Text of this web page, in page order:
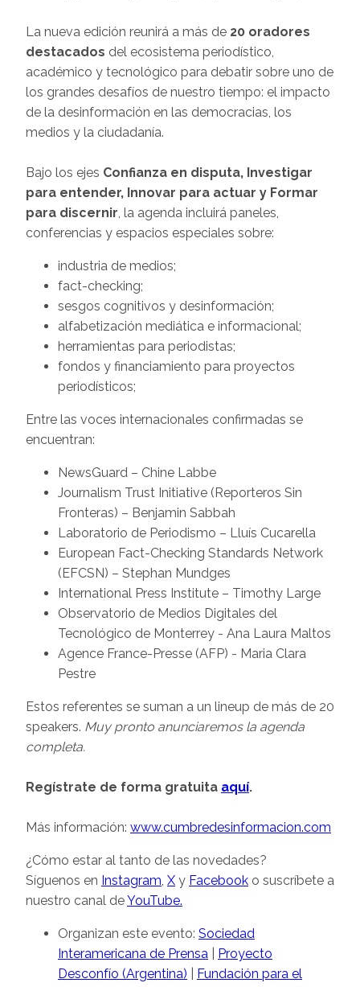
La nueva edición reunirá a más de 20 oradores
destacados del ecosistema periodístico,
académico y tecnológico para debatir sobre uno de
los grandes desafíos de nuestro tiempo: el impacto
de la desinformación en las democracias, los
medios y la ciudadanía.
Bajo los ejes Confianza en disputa, Investigar
para entender, Innovar para actuar y Formar
para discernir , la agenda incluirá paneles,
conferencias y espacios especiales sobre:
industria de medios;
fact-checking;
sesgos cognitivos y desinformación;
alfabetización mediática e informacional;
herramientas para periodistas;
fondos y financiamiento para proyectos
periodísticos;
Entre las voces internacionales confirmadas se
encuentran:
NewsGuard – Chine Labbe
Journalism Trust Initiative (Reporteros Sin
Fronteras) – Benjamin Sabbah
Laboratorio de Periodismo – Lluís Cucarella
European Fact-Checking Standards Network
(EFCSN) – Stephan Mundges
International Press Institute – Timothy Large
Observatorio de Medios Digitales del
Tecnológico de Monterrey - Ana Laura Maltos
Agence France-Presse (AFP) - Maria Clara
Pestre
Estos referentes se suman a un lineup de más de 20
speakers. Muy pronto anunciaremos la agenda
completa.
Regístrate de forma gratuita aquí.
Más información: www.cumbredesinformacion.com
¿Cómo estar al tanto de las novedades?
Síguenos en Instagram X y Facebook o suscríbete a
nuestro canal deYouTube.
Organizan este evento: Sociedad
Interamericana de Prensa
Proyecto
Desconfío (Argentina)
Fundación para el